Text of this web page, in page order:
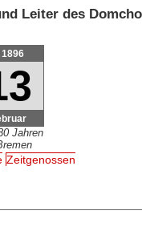
Leiter des
1896
Jahren
Zeitgenossen